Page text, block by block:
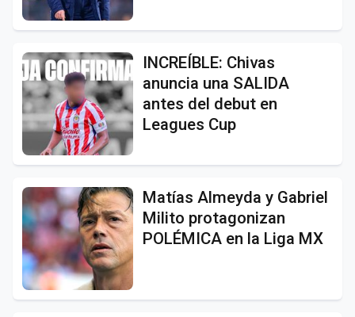
INCREÍBLE: Chivas
anuncia una SALIDA
antes del debut en
Leagues Cup
Matías Almeyda y Gabriel
Milito protagonizan
POLÉMICA en la Liga MX